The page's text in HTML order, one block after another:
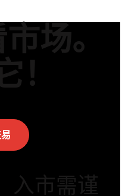
场。
入市需谨